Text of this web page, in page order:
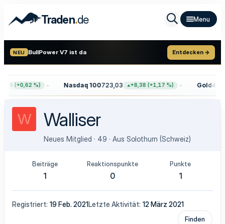
Traden.de
NEU BullPower V7 ist da Entdecken →
(+0,62 %) Nasdaq 100723,03 +8,38 (+1,17 %) Gold
W Walliser
Neues Mitglied · 49 · Aus Solothurn (Schweiz)
Beiträge
1
Reaktionspunkte
0
Punkte
1
Registriert 19 Feb. 2021Letzte Aktivität 12 März 2021
Finden